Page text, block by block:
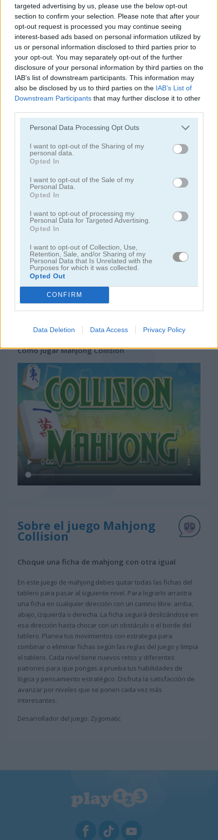
targeted advertising by us, please use the below opt-out
section to confirm your selection. Please note that after your
opt-out request is processed you may continue seeing
interest-based ads based on personal information utilized by
us or personal information disclosed to third parties prior to
your opt-out. You may separately opt-out of the further
disclosure of your personal information by third parties on the
IAB’s list of downstream participants. This information may
also be disclosed by us to third parties on the IAB’s List of
Downstream Participants that may further disclose it to other
Personal Data Processing Opt Outs
I want to opt-out of the Sharing of my
personal data.
Opted In
I want to opt-out of the Sale of my
Personal Data.
Opted In
I want to opt-out of processing my
Personal Data for Targeted Advertising.
Opted In
I want to opt-out of Collection, Use,
Retention, Sale, and/or Sharing of my
Personal Data that Is Unrelated with the
Purposes for which it was collected.
Opted Out
CONFIRM
Data Deletion Data Access Privacy Policy
Mahjong Classic Mobile Butterfly Shimai
Onet Connect Christmas Onet World
Categorías Relacionadas
juegos de conectar
Cómo jugar Mahjong Collision
Sobre el juego Mahjong
Collision
Choque una ficha de mahjong con otra igual
En este juego de mahjong debes quitar todas las fichas del
tablero para pasar al siguiente nivel. Para lograrlo arrastra
una ficha en cualquier dirección con un camino libre: arriba,
abajo, izquierda o derecha. La ficha seguirá deslizándose en
esa dirección hasta chocar con un obstáculo o el borde del
tablero. Planea tus movimientos con estrategia para
combinar o eliminar fichas según las reglas del juego y limpia
el tablero. Cada nivel tiene nuevos retos y diferentes
patrones para que pongas a prueba tus habilidades de
lógica y pensamiento estratégico. Disfruta la satisfacción de
avanzar por niveles que se ponen cada vez más
interesantes.
Desarrollador del juego: Zygomatic